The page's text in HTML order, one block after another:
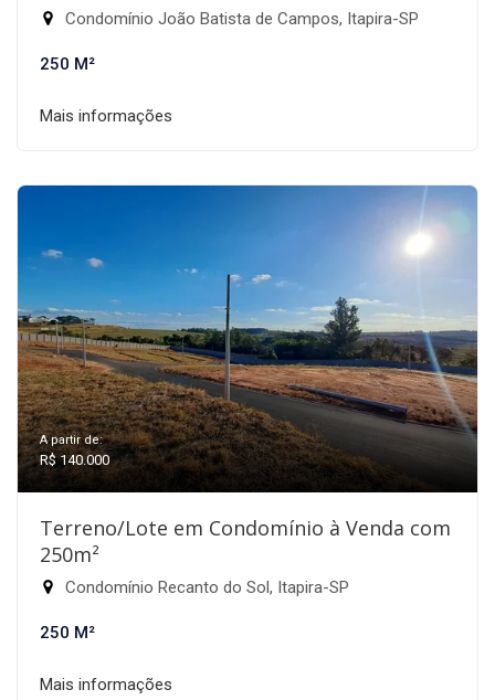
Condomínio João Batista de Campos, Itapira-SP
250 M²
Mais informações
A partir de:
R$ 140.000
Terreno/Lote em Condomínio à Venda com
250m²
Condomínio Recanto do Sol, Itapira-SP
250 M²
Mais informações